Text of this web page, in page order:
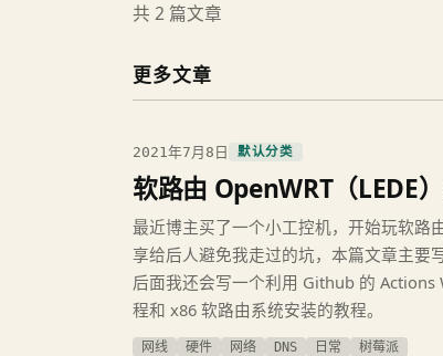
共 2 篇文章
更多文章
2021年7月8日 默认分类
软路由 OpenWRT（LEDE
最近博主买了一个小工控机，开始玩软路
享给后人避免我走过的坑，本篇文章主要
后面我还会写一个利用 Github 的
程和 x86 软路由系统安装的教程。
网线 硬件 网络 DNS 日常 树莓派